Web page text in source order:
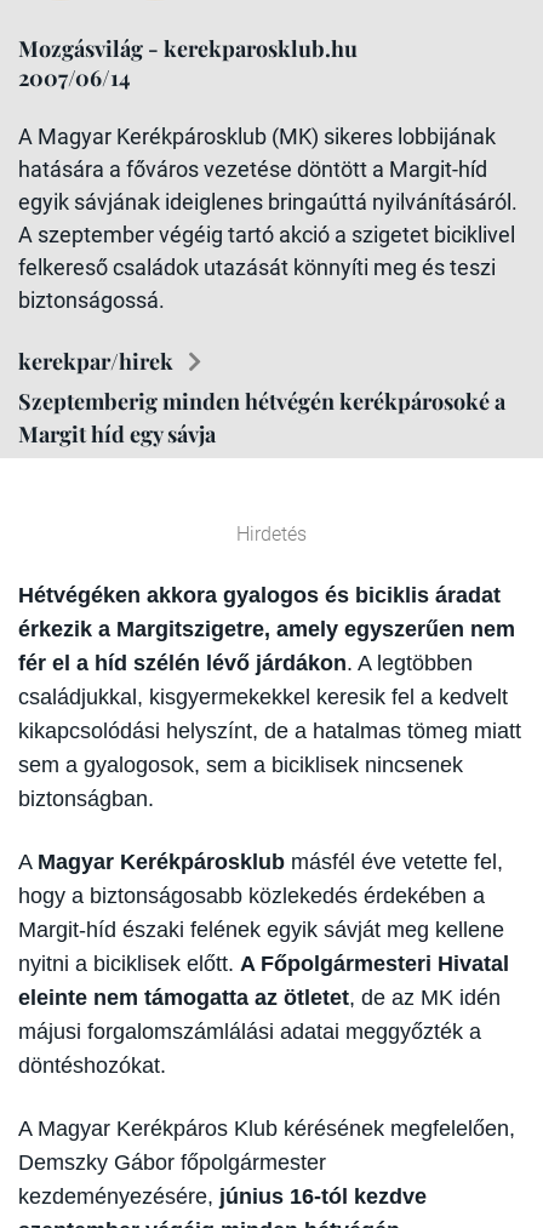
Mozgásvilág - kerekparosklub.hu
2007/06/14
A Magyar Kerékpárosklub (MK) sikeres lobbijának
hatására a főváros vezetése döntött a Margit-híd
egyik sávjának ideiglenes bringaúttá nyilvánításáról.
A szeptember végéig tartó akció a szigetet biciklivel
felkereső családok utazását könnyíti meg és teszi
biztonságossá.
kerekpar/hirek
Szeptemberig minden hétvégén kerékpárosoké a
Margit híd egy sávja
Hirdetés
Hétvégéken akkora gyalogos és biciklis áradat
érkezik a Margitszigetre, amely egyszerűen nem
fér el a híd szélén lévő járdákon. A legtöbben
családjukkal, kisgyermekekkel keresik fel a kedvelt
kikapcsolódási helyszínt, de a hatalmas tömeg miatt
sem a gyalogosok, sem a biciklisek nincsenek
biztonságban.
A Magyar Kerékpárosklub másfél éve vetette fel,
hogy a biztonságosabb közlekedés érdekében a
Margit-híd északi felének egyik sávját meg kellene
nyitni a biciklisek előtt. A Főpolgármesteri Hivatal
eleinte nem támogatta az ötletet, de az MK idén
májusi forgalomszámlálási adatai meggyőzték a
döntéshozókat.
A Magyar Kerékpáros Klub kérésének megfelelően,
Demszky Gábor főpolgármester
kezdeményezésére, június 16-tól kezdve